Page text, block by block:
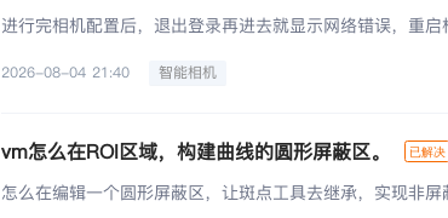
进行完相机配置后，退出登录再进去就显示网络错误，重
2026-08-04 21:40 智能相机
vm怎么在ROI区域，构建曲线的圆形屏蔽区。
怎么在编辑一个圆形屏蔽区，让斑点工具去继承，实现非屏